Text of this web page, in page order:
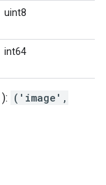
uint8
int64
): ('image',